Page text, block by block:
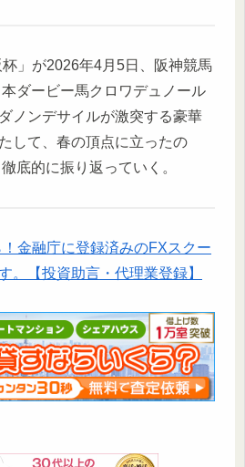
」が2026年4月5日、阪神競馬
ダービー馬クロワデュノール
ノンデサイルが激突する豪華
して、春の頂点に立ったの
底的に振り返っていく。
金融庁に登録済みのFXスクー
。【投資助言・代理業登録】